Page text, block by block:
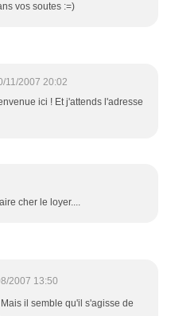
vos soutes :=)
11/2007 20:02
ici ! Et j'attends l'adresse
cher le loyer....
2007 13:50
il semble qu'il s'agisse de